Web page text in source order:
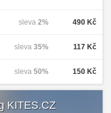
490 Kč
sleva 2%
117 Kč
sleva 35%
150 Kč
sleva 50%
KITES.CZ